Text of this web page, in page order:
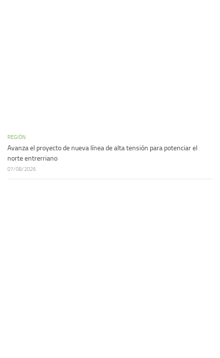
REGIÓN
Avanza el proyecto de nueva línea de alta tensión para potenciar el
norte entrerriano
07/08/2026